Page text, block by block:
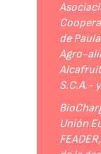
de
Agro-
S.C.A.-
Unión